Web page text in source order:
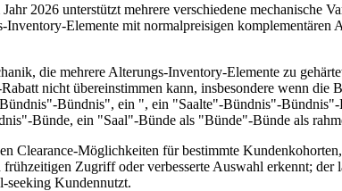
2026 unterstützt mehrere verschiedene mechanische
Elemente mit normalpreisigen
die mehrere Alterungs-Inventory-Elemente zu
nicht übereinstimmen kann, insbesondere wenn
Bündnis", ein ", ein "Saalte"-Bündnis"-
Bünde, ein "Saal"-Bünde als "Bünde"-Bünde als
Clearance-Möglichkeiten für bestimmte
Zugriff oder verbesserte Auswahl erkennt;
seeking Kundennutzt.